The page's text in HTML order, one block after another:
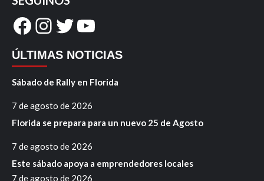
Facebook
Instagram
Twitter
YouTube
ÚLTIMAS NOTICIAS
Sábado de Rally en Florida
7 de agosto de 2026
Florida se prepara para un nuevo 25 de Agosto
7 de agosto de 2026
Este sábado apoya a emprendedores locales
7 de agosto de 2026